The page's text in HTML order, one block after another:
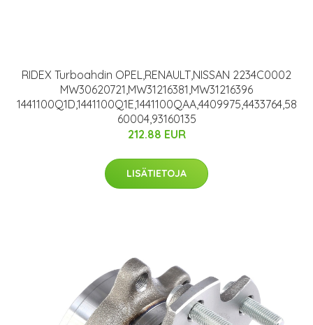
RIDEX Turboahdin OPEL,RENAULT,NISSAN 2234C0002
MW30620721,MW31216381,MW31216396
1441100Q1D,1441100Q1E,1441100QAA,4409975,4433764,58
60004,93160135
212.88 EUR
LISÄTIETOJA